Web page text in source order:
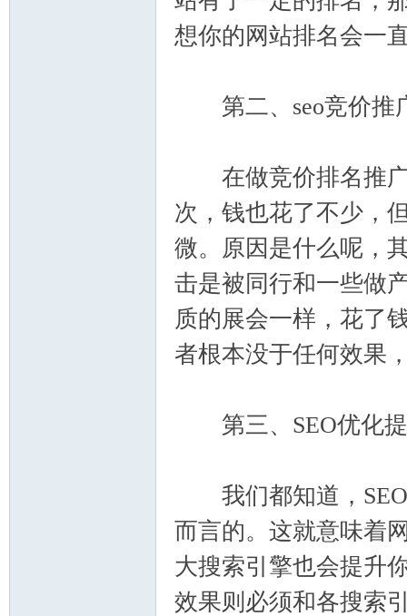
想你的网站排名会一
第二、seo竞价推
在做竞价排名推广
次，钱也花了不少，
微。原因是什么呢，
击是被同行和一些做
质的展会一样，花了
者根本没于任何效果
第三、SEO优化提
我们都知道，SEO
而言的。这就意味着
大搜索引擎也会提升
效果则必须和各搜索